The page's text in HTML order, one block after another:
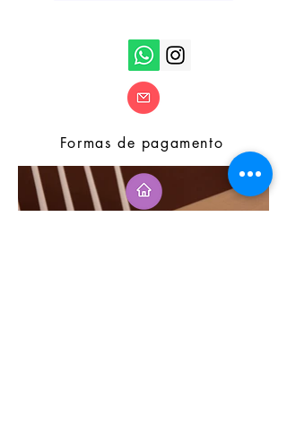
Formas de pagamento